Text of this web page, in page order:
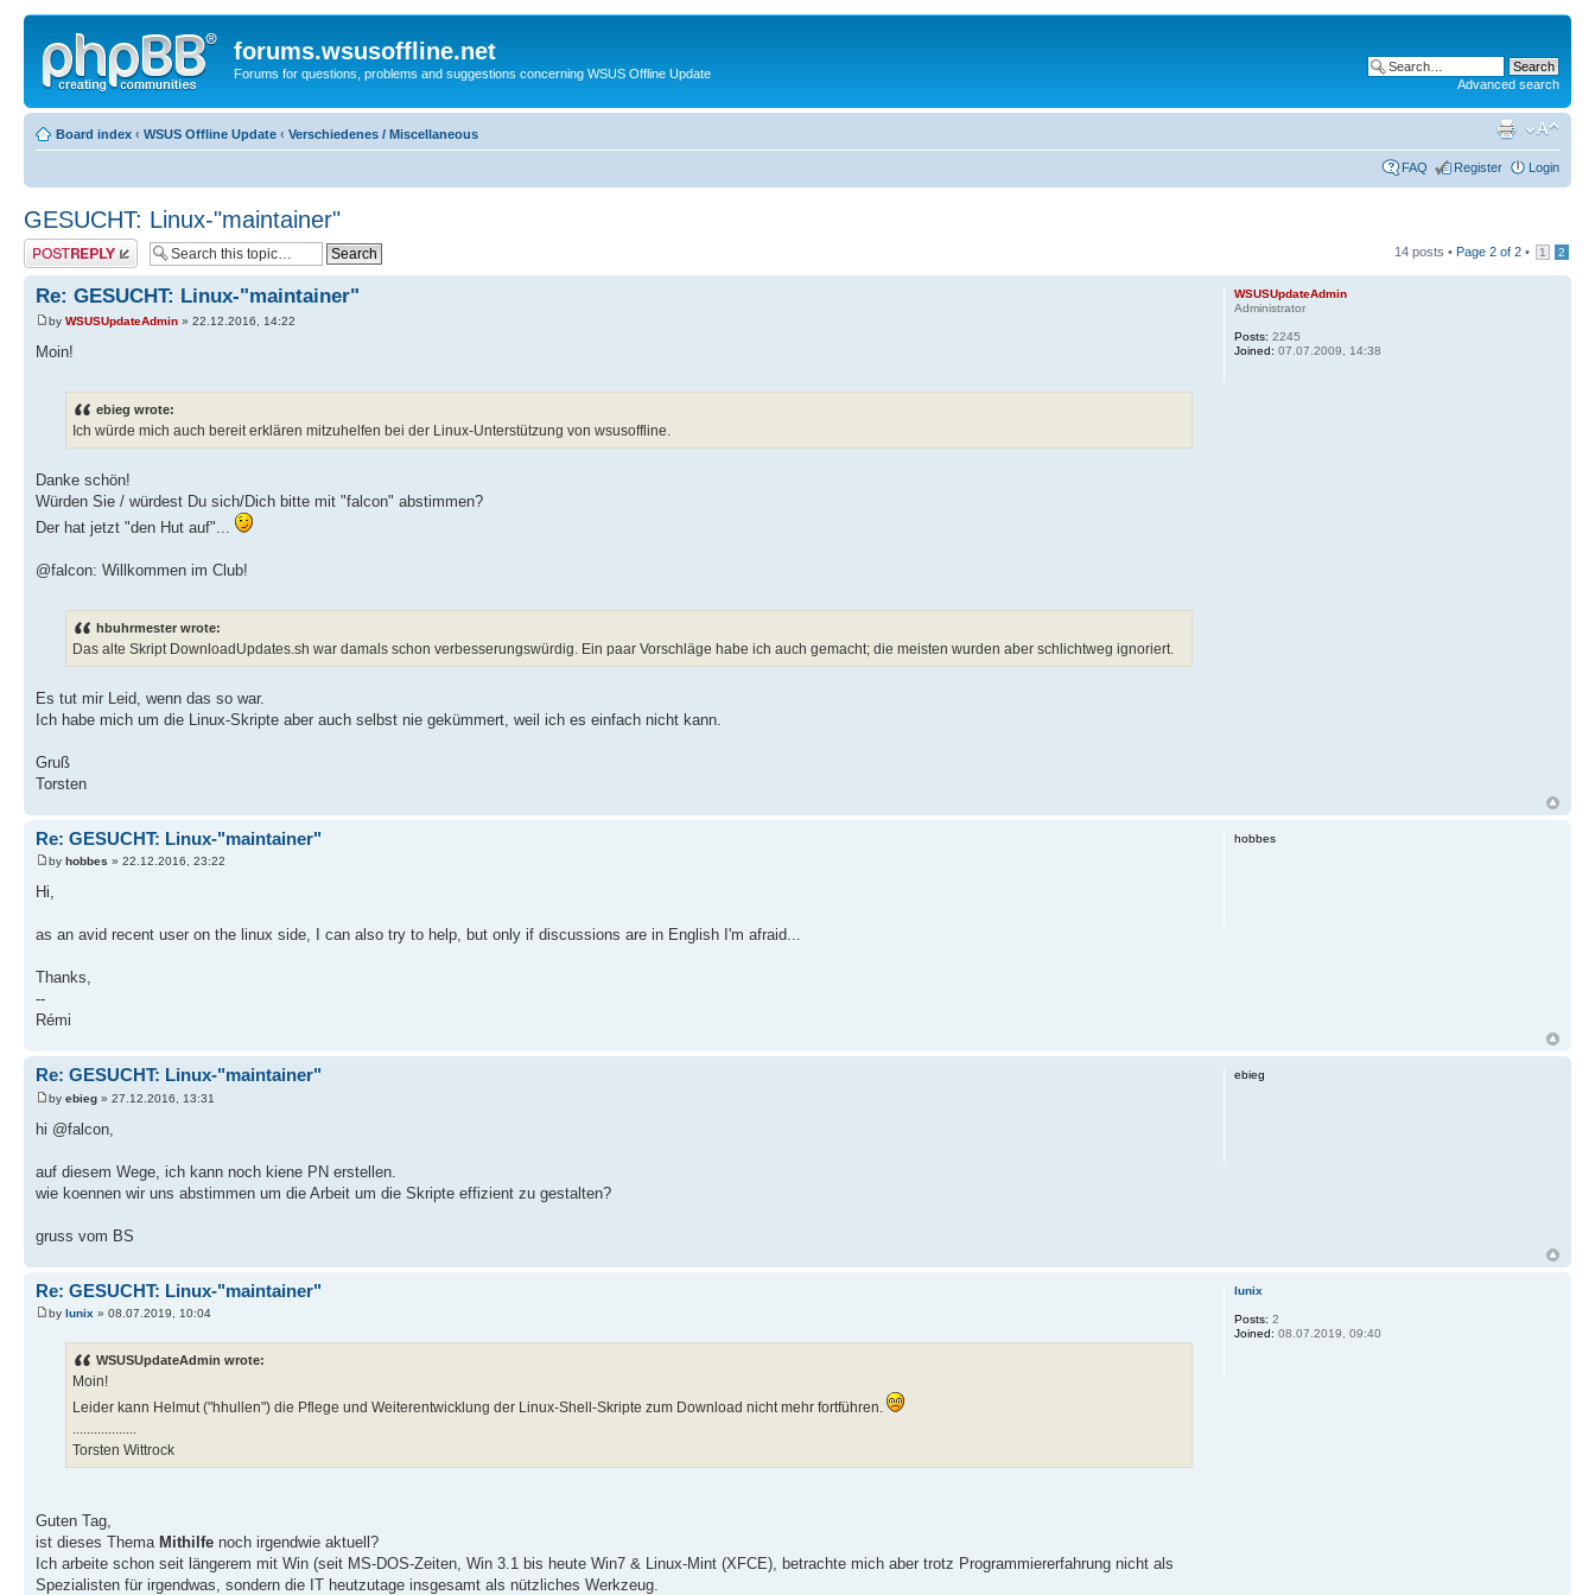
forums.wsusoffline.net
Forums for questions, problems and suggestions concerning WSUS Offline Update
Advanced search
Board index ‹ WSUS Offline Update ‹ Verschiedenes / Miscellaneous
FAQ Register Login
GESUCHT: Linux-"maintainer"
Post a reply 14 posts • Page 2 of 2 • 1 2
Re: GESUCHT: Linux-"maintainer"
by WSUSUpdateAdmin » 22.12.2016, 14:22
Moin!
ebieg wrote:
Ich würde mich auch bereit erklären mitzuhelfen bei der Linux-Unterstützung von wsusoffline.
Danke schön!
Würden Sie / würdest Du sich/Dich bitte mit "falcon" abstimmen?
Der hat jetzt "den Hut auf"...
@falcon: Willkommen im Club!
hbuhrmester wrote:
Das alte Skript DownloadUpdates.sh war damals schon verbesserungswürdig. Ein paar Vorschläge habe ich auch gemacht; die meisten wurden aber schlichtweg ignoriert.
Es tut mir Leid, wenn das so war.
Ich habe mich um die Linux-Skripte aber auch selbst nie gekümmert, weil ich es einfach nicht kann.
Gruß
Torsten
WSUSUpdateAdmin
Administrator
Posts: 2245
Joined: 07.07.2009, 14:38
Re: GESUCHT: Linux-"maintainer"
by hobbes » 22.12.2016, 23:22
Hi,
as an avid recent user on the linux side, I can also try to help, but only if discussions are in English I'm afraid...
Thanks,
--
Rémi
hobbes
Re: GESUCHT: Linux-"maintainer"
by ebieg » 27.12.2016, 13:31
hi @falcon,
auf diesem Wege, ich kann noch kiene PN erstellen.
wie koennen wir uns abstimmen um die Arbeit um die Skripte effizient zu gestalten?
gruss vom BS
ebieg
Re: GESUCHT: Linux-"maintainer"
by lunix » 08.07.2019, 10:04
WSUSUpdateAdmin wrote:
Moin!
Leider kann Helmut ("hhullen") die Pflege und Weiterentwicklung der Linux-Shell-Skripte zum Download nicht mehr fortführen.
Torsten Wittrock
Guten Tag,
ist dieses Thema Mithilfe noch irgendwie aktuell?
Ich arbeite schon seit längerem mit Win (seit MS-DOS-Zeiten, Win 3.1 bis heute Win7 & Linux-Mint (XFCE), betrachte mich aber trotz Programmiererfahrung nicht als
Spezialisten für irgendwas, sondern die IT heutzutage insgesamt als nützliches Werkzeug.
lunix
Posts: 2
Joined: 08.07.2019, 09:40